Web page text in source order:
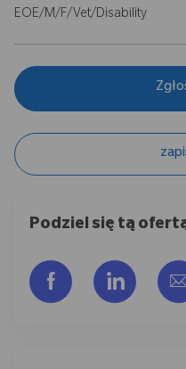
EOE/M/F/Vet/Disability
Podziel się tą
Udostępnij przez